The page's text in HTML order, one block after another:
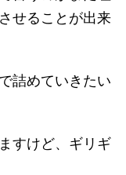
せることが出来
詰めていきたい
すけど、ギリギ